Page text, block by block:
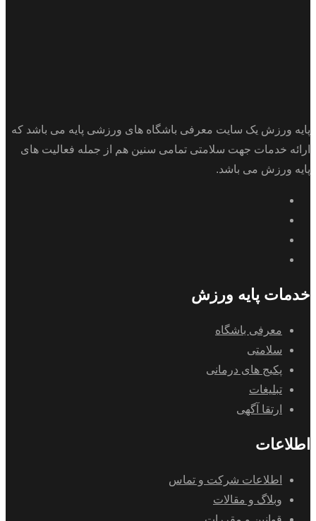
پایه ورزش یک سایت معرفی باشگاه های ورزشی پایه می باشد که
ارائه خدمات جهت سلامتی تمامی سنین هم از جمله فعالیت های
پایه ورزش می باشد.
خدمات پایه ورزش
معرفی باشگاه
سلامتی
پکیج های درمانی
تبلیغات
ارتقا آگهی
اطلاعات
اطلاعات شرکت و تماس
وبلاگ و مقالات